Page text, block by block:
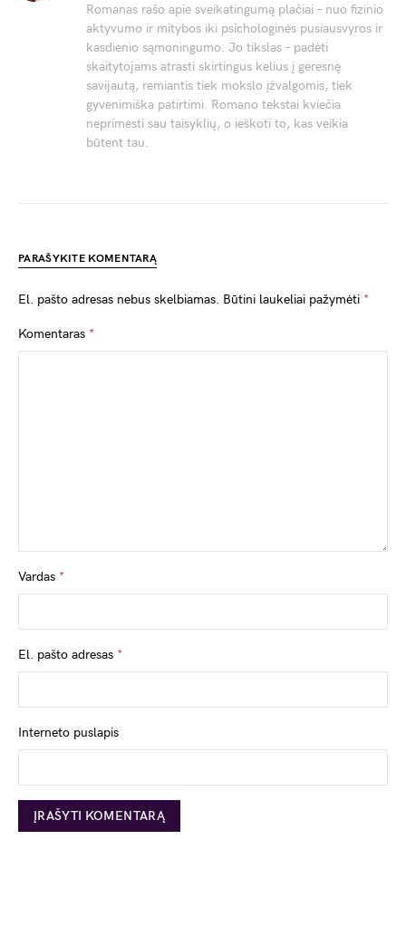
Romanas rašo apie sveikatingumą plačiai – nuo fizinio
aktyvumo ir mitybos iki psichologinės pusiausvyros ir
kasdienio sąmoningumo. Jo tikslas – padėti
skaitytojams atrasti skirtingus kelius į geresnę
savijautą, remiantis tiek mokslo įžvalgomis, tiek
gyvenimiška patirtimi. Romano tekstai kviečia
neprimesti sau taisyklių, o ieškoti to, kas veikia
būtent tau.
PARAŠYKITE KOMENTARĄ
El. pašto adresas nebus skelbiamas. Būtini laukeliai pažymėti *
Komentaras *
Vardas *
El. pašto adresas *
Interneto puslapis